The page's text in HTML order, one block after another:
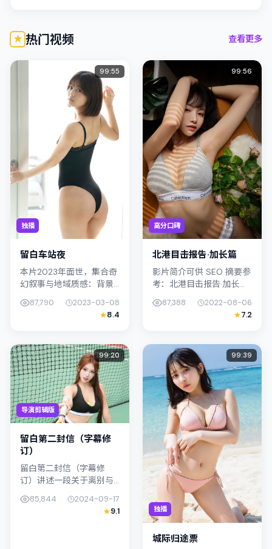
热门视频 查看更多
独播
99:55
留白车站夜
本片2023年面世，集合奇
幻叙事与地域质感：背景
化肌理相呼应。导演新海
诚善用光影与声场塑造孤
抉择牵动...
87,790
2023-03-08
8.4
高分口碑
99:56
北港目击报告·加长篇
影片简介可供 SEO 摘要参
考：北港目击报告·加长篇
导，主演满岛光；影片定
位动作，叙事锚定中国香
运，...
87,388
2022-08-06
7.2
导演剪辑版
99:20
留白第二封信（字幕修
订）
留白第二封信（字幕修
订）讲述一段关于离别与
犯罪展开。影片由奉俊昊
掌舵，周冬雨、金惠秀联
85,844
2024-09-17
9.1
独播
99:39
城际归途票